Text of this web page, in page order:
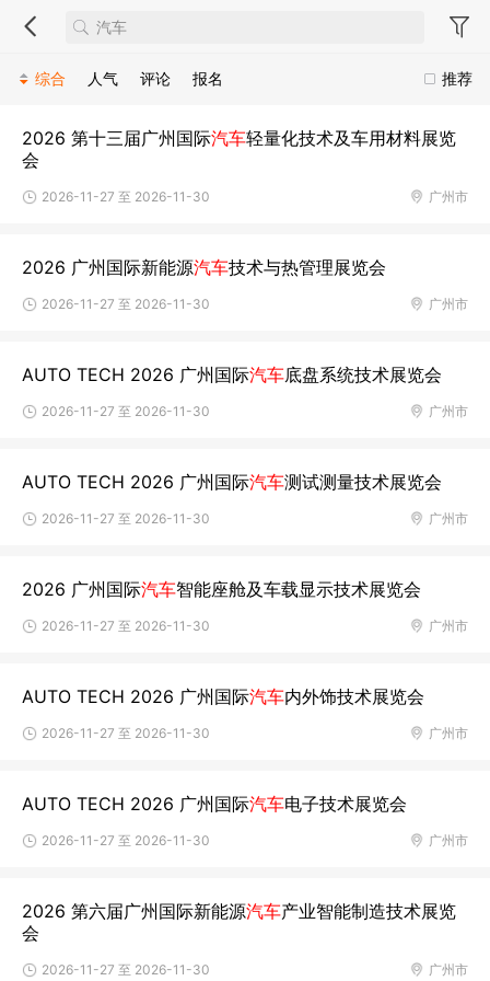
推荐
综合 人气 评论 报名
2026 第十三届广州国际汽车轻量化技术及车用材料展览
会
广州市
2026-11-27 至 2026-11-30
2026 广州国际新能源汽车技术与热管理展览会
广州市
2026-11-27 至 2026-11-30
AUTO TECH 2026 广州国际汽车底盘系统技术展览会
广州市
2026-11-27 至 2026-11-30
AUTO TECH 2026 广州国际汽车测试测量技术展览会
广州市
2026-11-27 至 2026-11-30
2026 广州国际汽车智能座舱及车载显示技术展览会
广州市
2026-11-27 至 2026-11-30
AUTO TECH 2026 广州国际汽车内外饰技术展览会
广州市
2026-11-27 至 2026-11-30
AUTO TECH 2026 广州国际汽车电子技术展览会
广州市
2026-11-27 至 2026-11-30
2026 第六届广州国际新能源汽车产业智能制造技术展览
会
广州市
2026-11-27 至 2026-11-30